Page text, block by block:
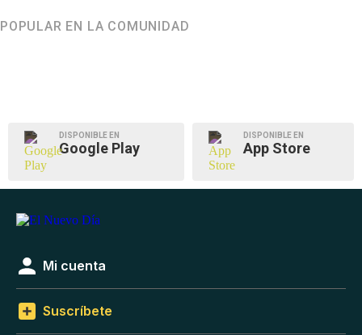
POPULAR EN LA COMUNIDAD
DISPONIBLE EN
Google Play
DISPONIBLE EN
App Store
Mi cuenta
Suscríbete